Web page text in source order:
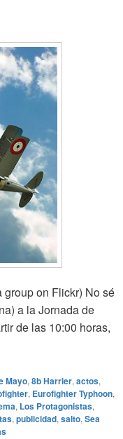
group on Flickr) No sé
a la Jornada de
de las 10:00 horas,
Aérea de Zaragoza
Mayo,8b Harrier,actos,
, Eurofighter Typhoon,
, Los Protagonistas,
,publicidad,salto,Sea